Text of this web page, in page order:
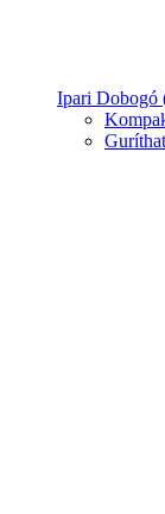
Ipari Dobogó